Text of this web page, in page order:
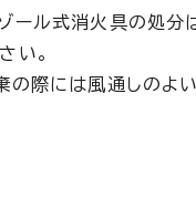
ール式消火具の処分
い。
の際には風通しのよ